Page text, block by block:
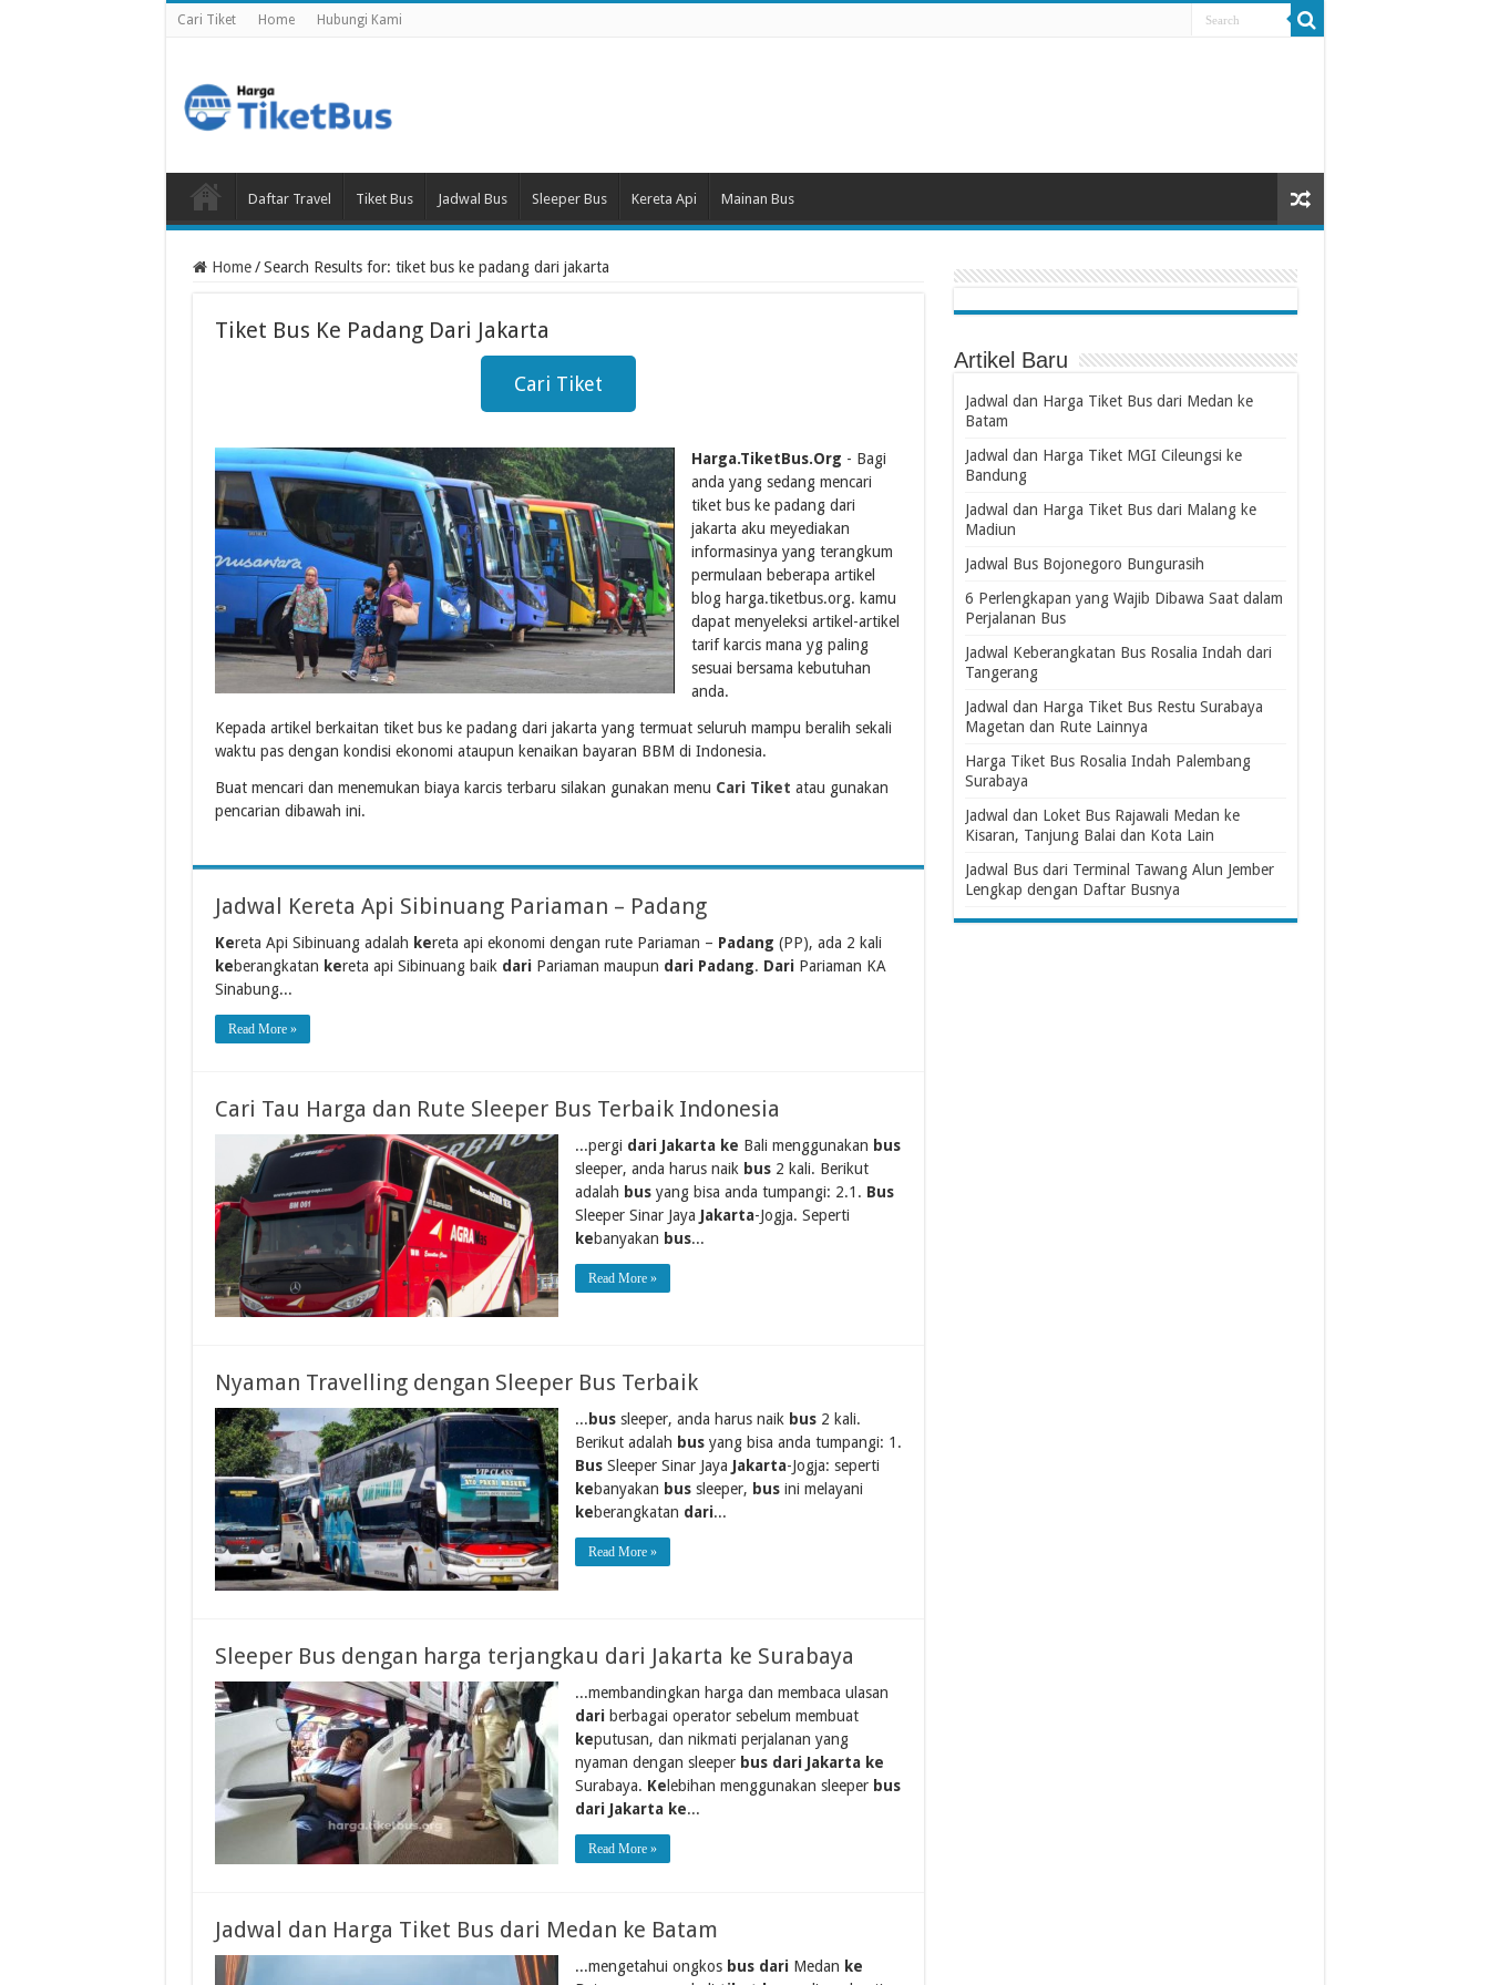
Cari Tiket Home Hubungi Kami
Daftar Travel Tiket Bus Jadwal Bus Sleeper Bus Kereta Api Mainan Bus
Home / Search Results for: tiket bus ke padang dari jakarta
Tiket Bus Ke Padang Dari Jakarta
Cari Tiket
Harga.TiketBus.Org - Bagi
anda yang sedang mencari
tiket bus ke padang dari
jakarta aku meyediakan
informasinya yang terangkum
permulaan beberapa artikel
blog harga.tiketbus.org. kamu
dapat menyeleksi artikel-artikel
tarif karcis mana yg paling
sesuai bersama kebutuhan
anda.
Kepada artikel berkaitan tiket bus ke padang dari jakarta yang termuat seluruh mampu beralih sekali
waktu pas dengan kondisi ekonomi ataupun kenaikan bayaran BBM di Indonesia.
Buat mencari dan menemukan biaya karcis terbaru silakan gunakan menu Cari Tiket atau gunakan
pencarian dibawah ini.
Jadwal Kereta Api Sibinuang Pariaman – Padang
Kereta Api Sibinuang adalah kereta api ekonomi dengan rute Pariaman – Padang (PP), ada 2 kali
keberangkatan kereta api Sibinuang baik dariPariaman maupun dari Padang. DariPariaman KA
Sinabung...
Read More »
Cari Tau Harga dan Rute Sleeper Bus Terbaik Indonesia
...pergi dari Jakarta ke Bali menggunakan bus
sleeper, anda harus naik bus2 kali. Berikut
adalah busyang bisa anda tumpangi: 2.1. Bus
Sleeper Sinar Jaya Jakarta-Jogja. Seperti
kebanyakan bus...
Read More »
Nyaman Travelling dengan Sleeper Bus Terbaik
... bussleeper, anda harus naik bus2 kali.
Berikut adalah busyang bisa anda tumpangi: 1.
BusSleeper Sinar Jaya Jakarta-Jogja: seperti
kebanyakan bussleeper, busini melayani
keberangkatan dari...
Read More »
Sleeper Bus dengan harga terjangkau dari Jakarta ke Surabaya
...membandingkan harga dan membaca ulasan
dariberbagai operator sebelum membuat
keputusan, dan nikmati perjalanan yang
nyaman dengan sleeper bus dari Jakarta ke
Surabaya. Ke lebihan menggunakan sleeper bus
dari Jakarta ke...
Read More »
Jadwal dan Harga Tiket Bus dari Medan ke Batam
...mengetahui ongkos bus dariMedan ke
Artikel Baru
Jadwal dan Harga Tiket Bus dari Medan ke
Batam
Jadwal dan Harga Tiket MGI Cileungsi ke
Bandung
Jadwal dan Harga Tiket Bus dari Malang ke
Madiun
Jadwal Bus Bojonegoro Bungurasih
6 Perlengkapan yang Wajib Dibawa Saat dalam
Perjalanan Bus
Jadwal Keberangkatan Bus Rosalia Indah dari
Tangerang
Jadwal dan Harga Tiket Bus Restu Surabaya
Magetan dan Rute Lainnya
Harga Tiket Bus Rosalia Indah Palembang
Surabaya
Jadwal dan Loket Bus Rajawali Medan ke
Kisaran, Tanjung Balai dan Kota Lain
Jadwal Bus dari Terminal Tawang Alun Jember
Lengkap dengan Daftar Busnya